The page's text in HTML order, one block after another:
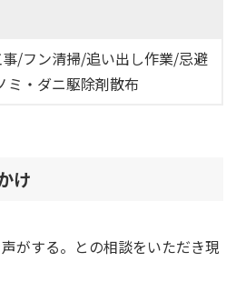
/フン清掃/追い出し作業/忌避
ミ・ダニ駆除剤散布
け
がする。との相談をいただき現